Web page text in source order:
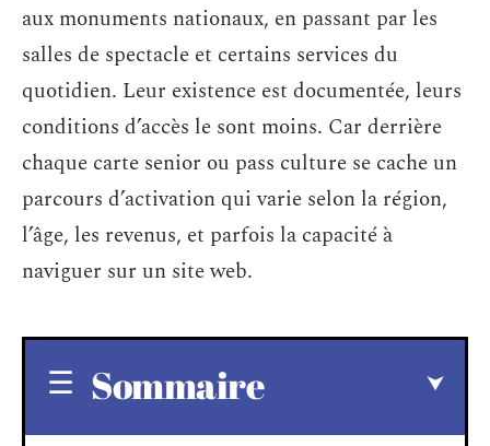
aux monuments nationaux, en passant par les
salles de spectacle et certains services du
quotidien. Leur existence est documentée, leurs
conditions d’accès le sont moins. Car derrière
chaque carte senior ou pass culture se cache un
parcours d’activation qui varie selon la région,
l’âge, les revenus, et parfois la capacité à
naviguer sur un site web.
Sommaire